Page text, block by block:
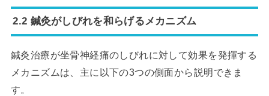
2.2 鍼灸がしびれを和らげるメカニズム
鍼灸治療が坐骨神経痛のしびれに対して効果を発揮する
メカニズムは、主に以下の3つの側面から説明できま
す。